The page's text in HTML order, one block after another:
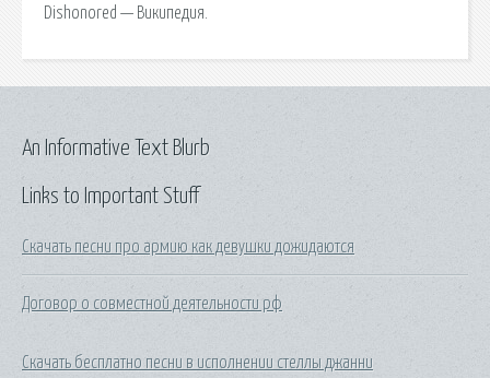
Dishonored — Википедия.
Links to Important Stuff
Скачать песни про армию как девушки дожидаются
Договор о совместной деятельности рф
Скачать бесплатно песни в исполнении стеллы джанни
An Informative Text Blurb